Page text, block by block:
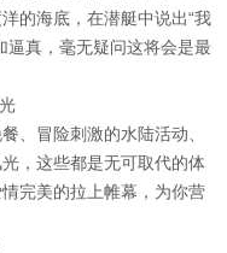
的海底，在潜艇中说出“我
逼真，毫无疑问这将会是最
冒险刺激的水陆活动、
，这些都是无可取代的体
完美的拉上帷幕，为你营